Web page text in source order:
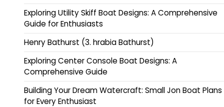
Exploring Utility Skiff Boat Designs: A Comprehensive
Guide for Enthusiasts
Henry Bathurst (3. hrabia Bathurst)
Exploring Center Console Boat Designs: A
Comprehensive Guide
Building Your Dream Watercraft: Small Jon Boat Plans
for Every Enthusiast